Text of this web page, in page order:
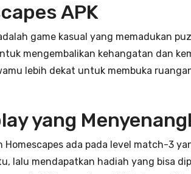
APK
game kasual yang memadukan
mengembalikan kehangatan dan
lebih dekat untuk membuka
yang
Homescapes ada pada level match-3
lalu mendapatkan hadiah yang bisa